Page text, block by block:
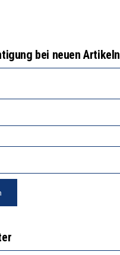
bei neuen Artikeln